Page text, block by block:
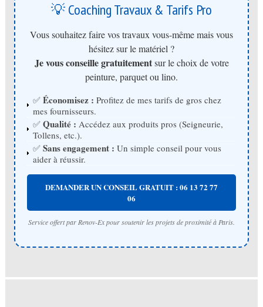
💡 Coaching Travaux & Tarifs Pro
Vous souhaitez faire vos travaux vous-même mais vous
hésitez sur le matériel ?
Je vous conseille gratuitementsur le choix de votre
peinture, parquet ou lino.
✅ Économisez : Profitez de mes tarifs de gros chez
mes fournisseurs.
✅ Qualité : Accédez aux produits pros (Seigneurie,
Tollens, etc.).
✅ Sans engagement : Un simple conseil pour vous
aider à réussir.
DEMANDER UN CONSEIL GRATUIT : 06 13 72 77
06
Service offert par Renov-Ex pour soutenir les projets de proximité à Paris.